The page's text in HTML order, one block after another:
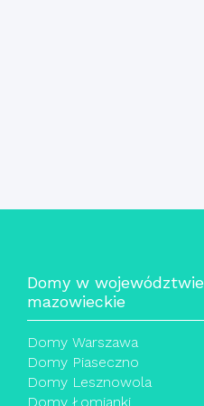
Domy w województwie
mazowieckie
Domy Warszawa
Domy Piaseczno
Domy Lesznowola
Domy Łomianki